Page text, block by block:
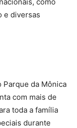
e diversas
Parque da Mônica
com mais de
toda a família
durante